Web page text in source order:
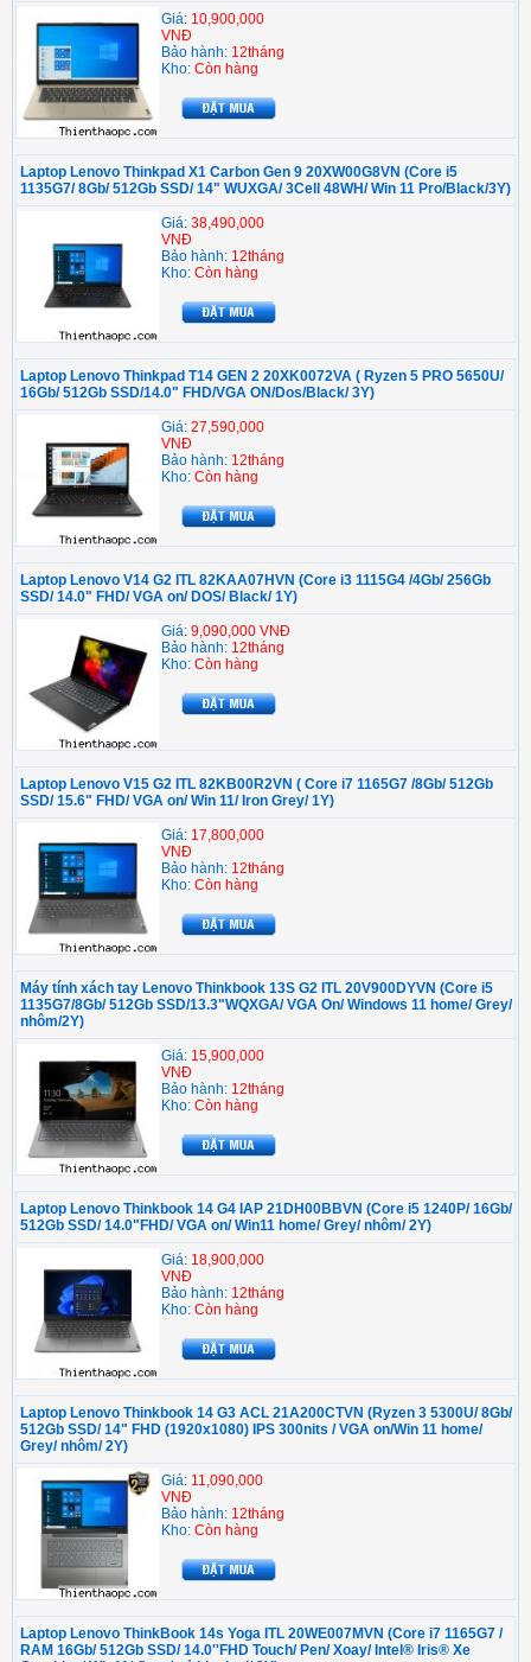
Giá: 10,900,000
VNĐ
Bảo hành: 12tháng
Kho: Còn hàng
Laptop Lenovo Thinkpad X1 Carbon Gen 9 20XW00G8VN (Core i5
1135G7/ 8Gb/ 512Gb SSD/ 14" WUXGA/ 3Cell 48WH/ Win 11 Pro/Black/3Y)
Giá: 38,490,000
VNĐ
Bảo hành: 12tháng
Kho: Còn hàng
Laptop Lenovo Thinkpad T14 GEN 2 20XK0072VA ( Ryzen 5 PRO 5650U/
16Gb/ 512Gb SSD/14.0" FHD/VGA ON/Dos/Black/ 3Y)
Giá: 27,590,000
VNĐ
Bảo hành: 12tháng
Kho: Còn hàng
Laptop Lenovo V14 G2 ITL 82KAA07HVN (Core i3 1115G4 /4Gb/ 256Gb
SSD/ 14.0" FHD/ VGA on/ DOS/ Black/ 1Y)
Giá: 9,090,000 VNĐ
Bảo hành: 12tháng
Kho: Còn hàng
Laptop Lenovo V15 G2 ITL 82KB00R2VN ( Core i7 1165G7 /8Gb/ 512Gb
SSD/ 15.6" FHD/ VGA on/ Win 11/ Iron Grey/ 1Y)
Giá: 17,800,000
VNĐ
Bảo hành: 12tháng
Kho: Còn hàng
Máy tính xách tay Lenovo Thinkbook 13S G2 ITL 20V900DYVN (Core i5
1135G7/8Gb/ 512Gb SSD/13.3"WQXGA/ VGA On/ Windows 11 home/ Grey/
nhôm/2Y)
Giá: 15,900,000
VNĐ
Bảo hành: 12tháng
Kho: Còn hàng
Laptop Lenovo Thinkbook 14 G4 IAP 21DH00BBVN (Core i5 1240P/ 16Gb/
512Gb SSD/ 14.0"FHD/ VGA on/ Win11 home/ Grey/ nhôm/ 2Y)
Giá: 18,900,000
VNĐ
Bảo hành: 12tháng
Kho: Còn hàng
Laptop Lenovo Thinkbook 14 G3 ACL 21A200CTVN (Ryzen 3 5300U/ 8Gb/
512Gb SSD/ 14" FHD (1920x1080) IPS 300nits / VGA on/Win 11 home/
Grey/ nhôm/ 2Y)
Giá: 11,090,000
VNĐ
Bảo hành: 12tháng
Kho: Còn hàng
Laptop Lenovo ThinkBook 14s Yoga ITL 20WE007MVN (Core i7 1165G7 /
RAM 16Gb/ 512Gb SSD/ 14.0''FHD Touch/ Pen/ Xoay/ Intel® Iris® Xe